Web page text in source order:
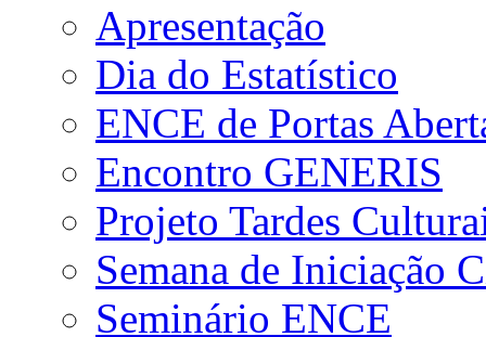
Apresentação
Dia do Estatístico
ENCE de Portas
Encontro GENERIS
Projeto Tardes
Semana de Iniciação
Seminário ENCE